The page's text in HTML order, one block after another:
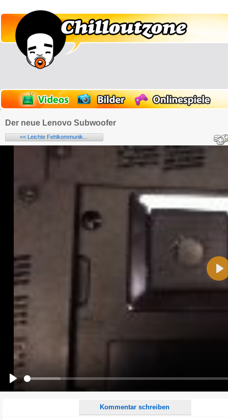
Der neue Lenovo Subwoofer
<< Leichte Fehlkommunik...
Kommentar schreiben
Name:
E-Mail-Adresse (optional):
Kommentar:
Alle HTML-Tags außer <br>, <strike> und <i> werden aus Deinem Kommentar entfernt.
URLs werden automatisch umgewandelt. Bitte verwende "www." oder "http://" in URLs
Ich möchte eine E-Mail, wenn auf dieser Seite weitere Kommentare erscheinen.